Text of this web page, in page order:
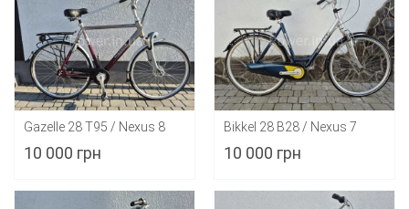
Gazelle 28 T95 / Nexus 8
10 000 грн
Bikkel 28 B28 / Nexus 7
10 000 грн